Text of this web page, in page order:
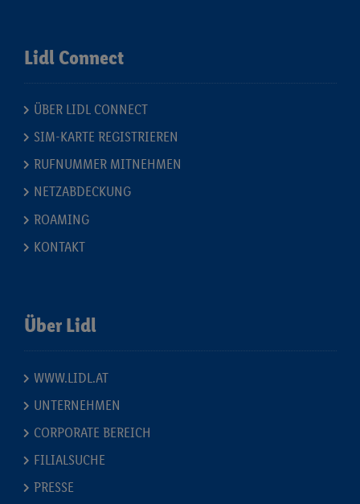
Lidl Connect
ÜBER LIDL CONNECT
SIM-KARTE REGISTRIEREN
RUFNUMMER MITNEHMEN
NETZABDECKUNG
ROAMING
KONTAKT
Über Lidl
WWW.LIDL.AT
UNTERNEHMEN
CORPORATE BEREICH
FILIALSUCHE
PRESSE